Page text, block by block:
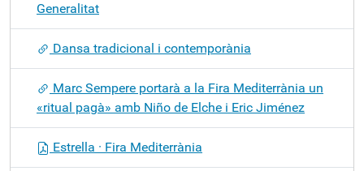
Generalitat
Dansa tradicional i contemporània
Marc Sempere portarà a la Fira Mediterrània un
«ritual pagà» amb Niño de Elche i Eric Jiménez
Estrella · Fira Mediterrània